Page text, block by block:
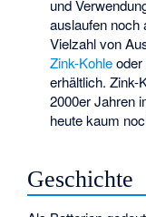
und
auslaufen noch
Vielzahl von
Zink-Kohleoder
erhältlich. Zink-
2000er Jahren
heute kaum
Geschichte